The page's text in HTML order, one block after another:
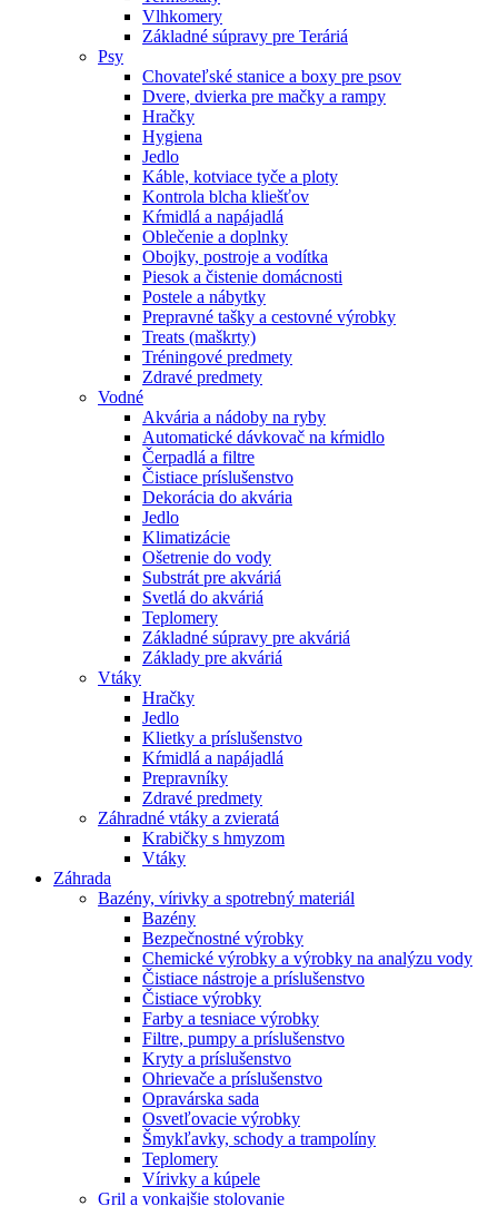
Vlhkomery
Základné súpravy pre Teráriá
Psy
Chovateľské stanice a boxy pre psov
Dvere, dvierka pre mačky a rampy
Hračky
Hygiena
Jedlo
Káble, kotviace tyče a ploty
Kontrola blcha kliešťov
Kŕmidlá a napájadlá
Oblečenie a doplnky
Obojky, postroje a vodítka
Piesok a čistenie domácnosti
Postele a nábytky
Prepravné tašky a cestovné výrobky
Treats (maškrty)
Tréningové predmety
Zdravé predmety
Vodné
Akvária a nádoby na ryby
Automatické dávkovač na kŕmidlo
Čerpadlá a filtre
Čistiace príslušenstvo
Dekorácia do akvária
Jedlo
Klimatizácie
Ošetrenie do vody
Substrát pre akváriá
Svetlá do akváriá
Teplomery
Základné súpravy pre akváriá
Základy pre akváriá
Vtáky
Hračky
Jedlo
Klietky a príslušenstvo
Kŕmidlá a napájadlá
Prepravníky
Zdravé predmety
Záhradné vtáky a zvieratá
Krabičky s hmyzom
Vtáky
Záhrada
Bazény, vírivky a spotrebný materiál
Bazény
Bezpečnostné výrobky
Chemické výrobky a výrobky na analýzu vody
Čistiace nástroje a príslušenstvo
Čistiace výrobky
Farby a tesniace výrobky
Filtre, pumpy a príslušenstvo
Kryty a príslušenstvo
Ohrievače a príslušenstvo
Opravárska sada
Osvetľovacie výrobky
Šmykľavky, schody a trampolíny
Teplomery
Vírivky a kúpele
Gril a vonkajšie stolovanie